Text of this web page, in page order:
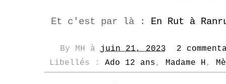
Et c'est par là : En Rut à
By MH àjuin 21, 2023
2
Libellés : Ado 12 ans , Madame H ,